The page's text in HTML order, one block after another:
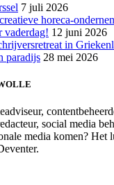
7 juli 2026
horeca-
vaderdag! 12 juni 2026
in
paradijs 28 mei 2026
social media
media komen? Het